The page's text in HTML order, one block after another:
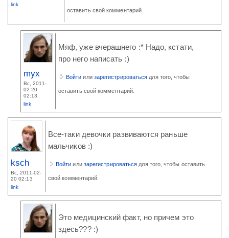
link
оставить свой комментарий.
myx
Вс, 2011-
02-20
02:13
link
Мяф, уже вчерашнего :* Надо, кстати,
про него написать :)
Войти или зарегистрироваться для того, чтобы
оставить свой комментарий.
ksch
Вс, 2011-02-
20 02:13
link
Все-таки девочки развиваются раньше
мальчиков :)
Войти или зарегистрироваться для того, чтобы оставить
свой комментарий.
Это медицинский факт, но причем это
здесь??? :)